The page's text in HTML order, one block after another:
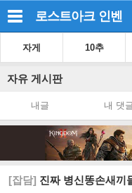
로스트아크 인벤
자게 10추
자유 게시판
내글 내 댓
[잡담] 진짜 병신똥손새끼